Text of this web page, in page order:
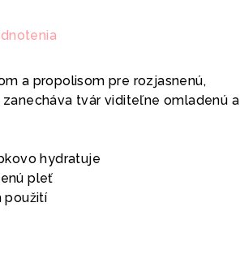
a propolisom pre rozjasnenú,
tvár viditeľne omladenú a
hydratuje
pleť
použití